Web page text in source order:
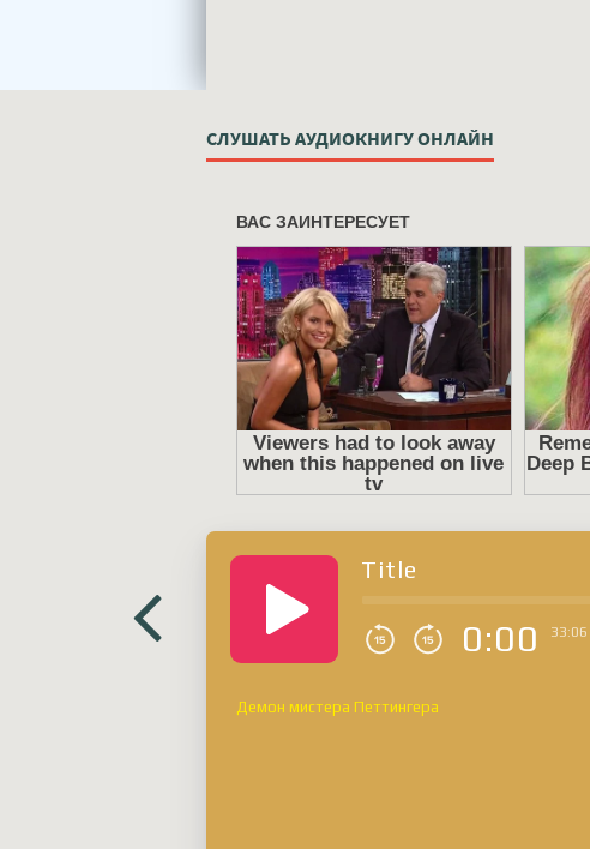
СЛУШАТЬ АУДИОКНИГУ ОНЛАЙН
Title
0:00 33:06
Демон мистера Петтингера